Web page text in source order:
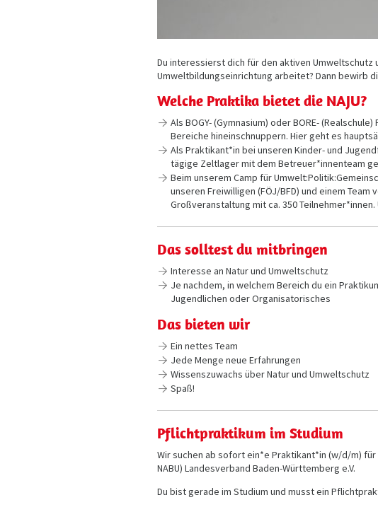
Du interessierst dich für den aktiven
Umweltbildungseinrichtung arbeitet? Dann bewirb
Welche Praktika bietet die NAJU?
Als BOGY- (Gymnasium) oder BORE-
Bereiche hineinschnuppern. Hier geht es
Als Praktikant*in bei unseren Kinder- und
tägige Zeltlager mit dem Betreuer*innenteam
Beim unserem Camp für
unseren Freiwilligen (FÖJ/BFD) und einem
Großveranstaltung mit ca. 350
Das solltest du mitbringen
Interesse an Natur und Umweltschutz
Je nachdem, in welchem Bereich du ein
Jugendlichen oder Organisatorisches
Das bieten wir
Ein nettes Team
Jede Menge neue Erfahrungen
Wissenszuwachs über Natur und Umweltschutz
Spaß!
Pflichtpraktikum im Studium
Wir suchen ab sofort ein*e Praktikant*in (w/d/m)
NABU) Landesverband Baden-Württemberg e.V.
Du bist gerade im Studium und musst ein